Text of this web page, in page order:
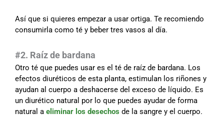
Así que si quieres empezar a usar ortiga. Te recomiendo
consumirla como té y beber tres vasos al día.
#2. Raíz de bardana
Otro té que puedes usar es el té de raíz de bardana. Los
efectos diuréticos de esta planta, estimulan los riñones y
ayudan al cuerpo a deshacerse del exceso de líquido. Es
un diurético natural por lo que puedes ayudar de forma
natural a eliminar los desechos de la sangre y el cuerpo.